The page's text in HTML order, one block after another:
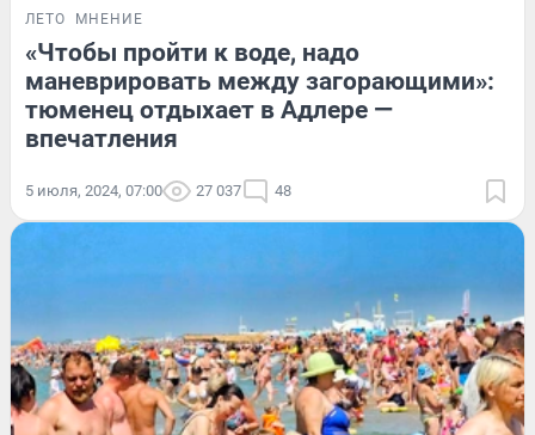
ЛЕТО МНЕНИЕ
«Чтобы пройти к воде, надо
маневрировать между загорающими»:
тюменец отдыхает в Адлере —
впечатления
5 июля, 2024, 07:00 27 037 48